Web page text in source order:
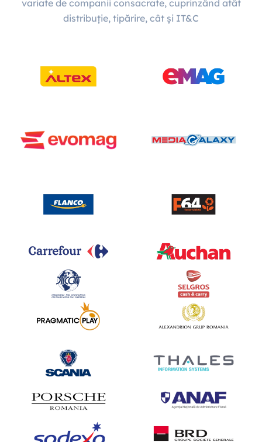
variate de companii consacrate, cuprinzând atât
distribuție, tipărire, cât și IT&C